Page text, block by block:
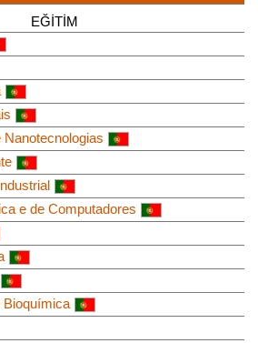
EĞITIM
e de Computadores
Bioquímica